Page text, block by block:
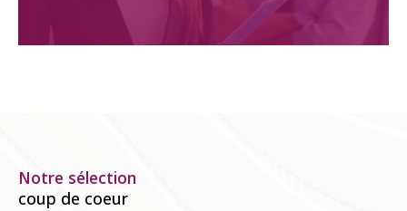
Notre sélection
coup de coeur